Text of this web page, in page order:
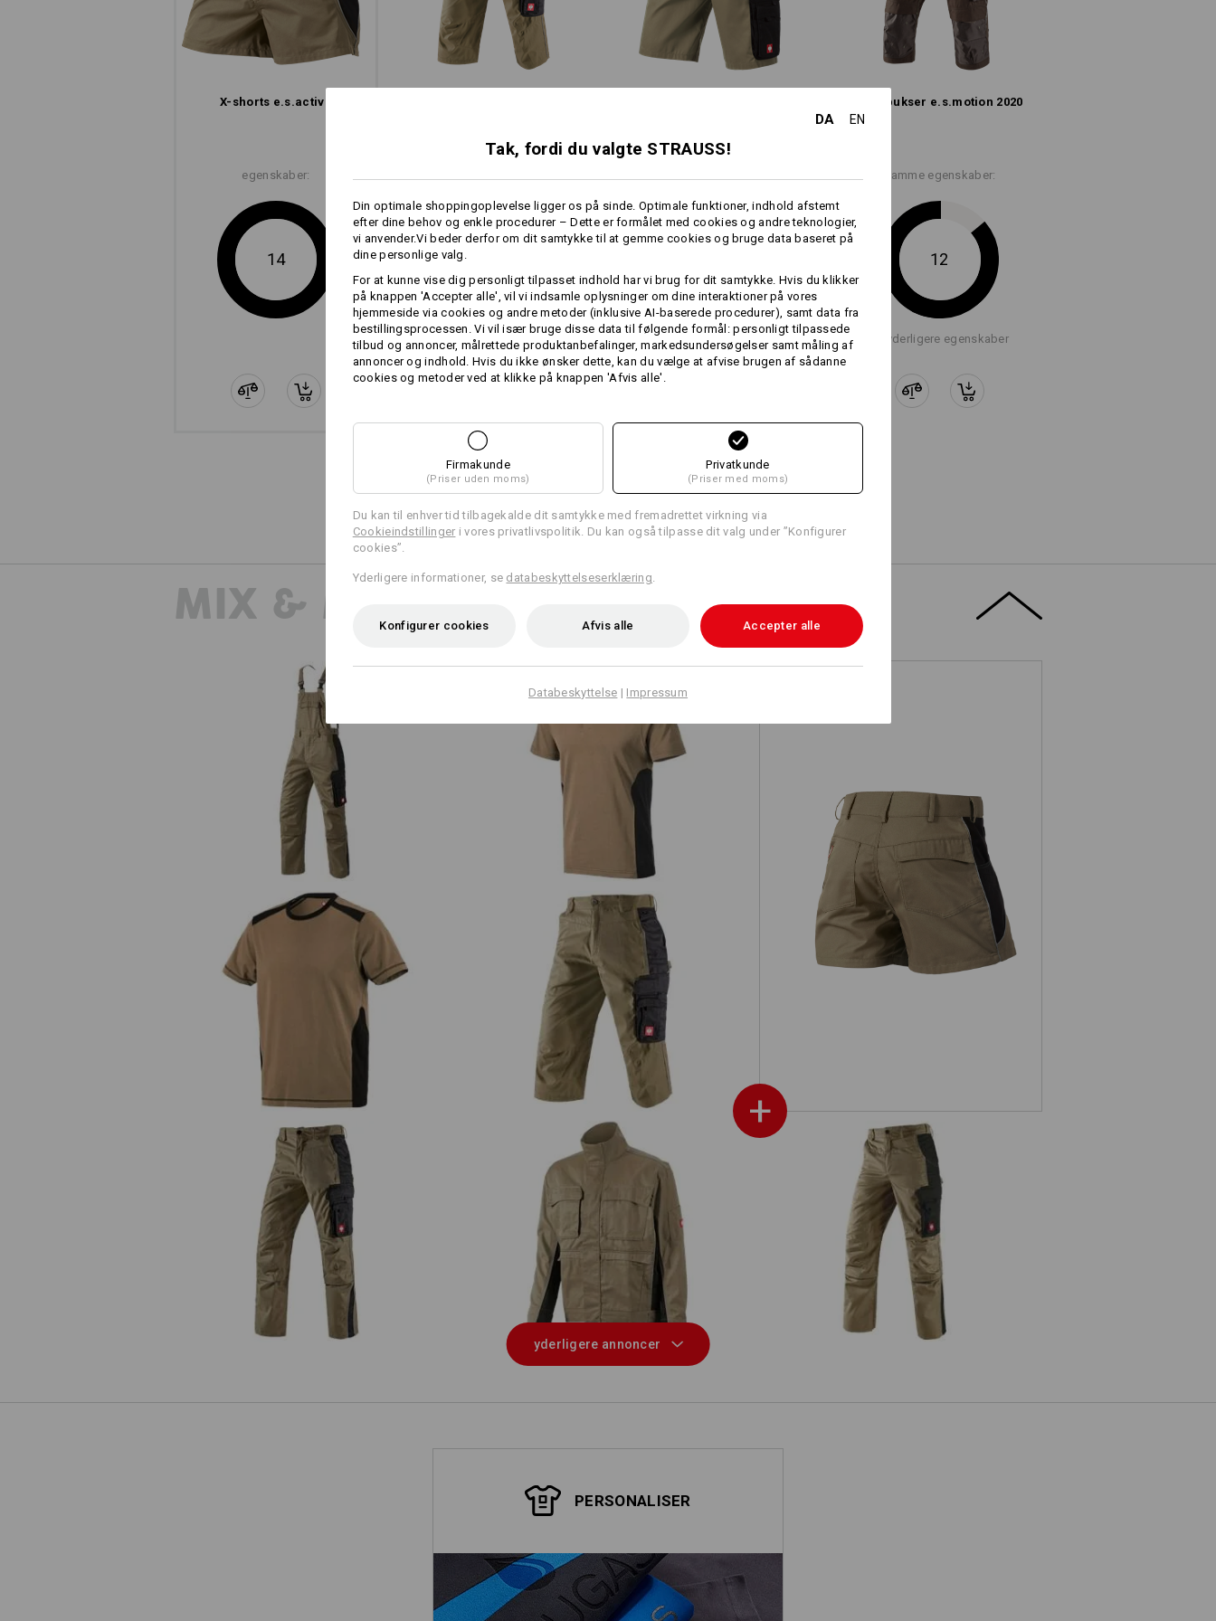
Individualisering:
Udform selv
X-shorts e.s.​active
egenskaber:
14
Pirat­bukser e.s.​motion 2020
+3 yderligere egenskaber +3 yderligere egenskaber
Samme egenskaber:
12
+7 yderligere egenskaber
Sammenlign alle detaljer
MIX & MATCH
X-shorts e.s.active
+
Overall e.s.active Polo-Shirt cotton e.s.active
Piratbukser e.s.active
Bukser e.s.active Arbejdsjakke e.s.active Zip-off arbejdsbukser e.s.active
yderligere annoncer
PERSONALISER
DA EN
Tak, fordi du valgte STRAUSS!
Din optimale shoppingoplevelse ligger os på sinde. Optimale funktioner, indhold afstemt
efter dine behov og enkle procedurer – Dette er formålet med cookies og andre teknologier,
vi anvender.Vi beder derfor om dit samtykke til at gemme cookies og bruge data baseret på
dine personlige valg.
For at kunne vise dig personligt tilpasset indhold har vi brug for dit samtykke. Hvis du klikker
på knappen 'Accepter alle', vil vi indsamle oplysninger om dine interaktioner på vores
hjemmeside via cookies og andre metoder (inklusive AI-baserede procedurer), samt data fra
bestillingsprocessen. Vi vil især bruge disse data til følgende formål: personligt tilpassede
tilbud og annoncer, målrettede produktanbefalinger, markedsundersøgelser samt måling af
annoncer og indhold. Hvis du ikke ønsker dette, kan du vælge at afvise brugen af sådanne
cookies og metoder ved at klikke på knappen 'Afvis alle'.
Firmakunde
(Priser uden moms)
Privatkunde
(Priser med moms)
Du kan til enhver tid tilbagekalde dit samtykke med fremadrettet virkning via
Cookieindstillinger i vores privatlivspolitik. Du kan også tilpasse dit valg under ”Konfigurer
cookies”.
Yderligere informationer, se databeskyttelseserklæring
Konfigurer cookies Afvis alle Accepter alle
Databeskyttelse | Impressum